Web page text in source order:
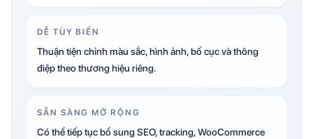
DỄ TÙY BIẾN
Thuận tiện chỉnh màu sắc, hình ảnh, bố cục và thông
điệp theo thương hiệu riêng.
SẴN SÀNG MỞ RỘNG
Có thể tiếp tục bổ sung SEO, tracking, WooCommerce